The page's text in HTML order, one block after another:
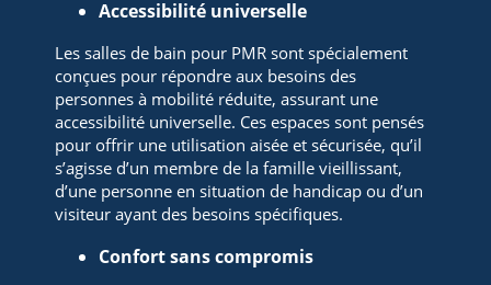
Accessibilité universelle
Les salles de bain pour PMR sont spécialement
conçues pour répondre aux besoins des
personnes à mobilité réduite, assurant une
accessibilité universelle. Ces espaces sont pensés
pour offrir une utilisation aisée et sécurisée, qu’il
s’agisse d’un membre de la famille vieillissant,
d’une personne en situation de handicap ou d’un
visiteur ayant des besoins spécifiques.
Confort sans compromis